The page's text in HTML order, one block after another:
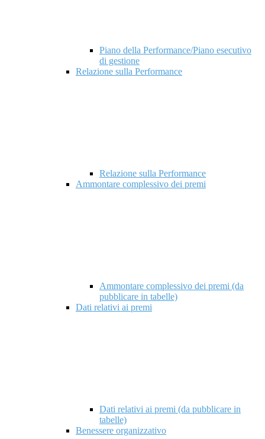
Piano della Performance/Piano esecutivo
di gestione
Relazione sulla Performance
Relazione sulla Performance
Ammontare complessivo dei premi
Ammontare complessivo dei premi (da
pubblicare in tabelle)
Dati relativi ai premi
Dati relativi ai premi (da pubblicare in
tabelle)
Benessere organizzativo